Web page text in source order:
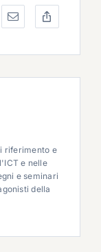
riferimento e
e nelle
e seminari
della